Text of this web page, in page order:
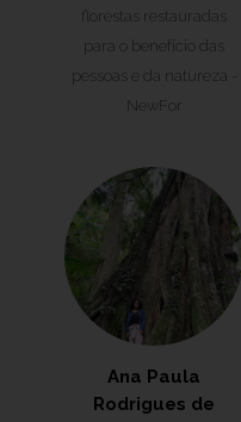
florestas restauradas
para o benefício das
pessoas e da natureza -
NewFor
Ana Paula
Rodrigues de